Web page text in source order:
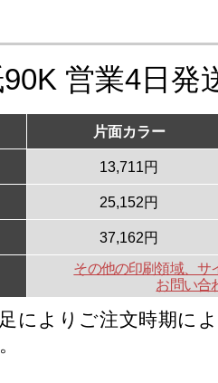
営業4日発
片面カラー
13,711円
25,152円
37,162円
その他の印刷領域、サ
お問い合
によりご注文時期に